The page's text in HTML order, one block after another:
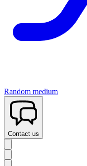
Random medium
Contact us